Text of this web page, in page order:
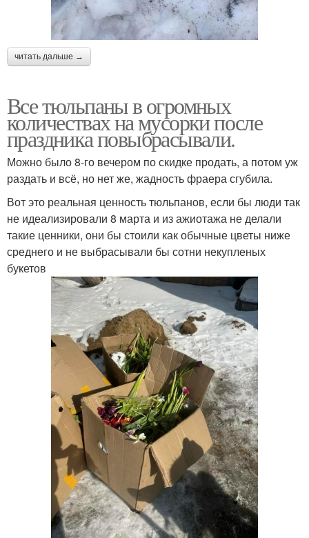
читать дальше →
Все тюльпаны в огромных
количествах на мусорки после
праздника повыбрасывали.
Можно было 8-го вечером по скидке продать, а потом уж
раздать и всё, но нет же, жадность фраера сгубила.
Вот это реальная ценность тюльпанов, если бы люди так
не идеализировали 8 марта и из ажиотажа не делали
такие ценники, они бы стоили как обычные цветы ниже
среднего и не выбрасывали бы сотни некупленых
букетов